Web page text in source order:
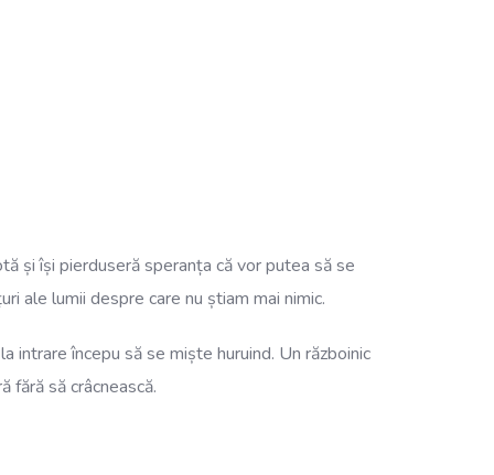
și își pierduseră speranța că vor putea să se
ale lumii despre care nu știam mai nimic.
intrare începu să se miște huruind. Un războinic
fără să crâcnească.